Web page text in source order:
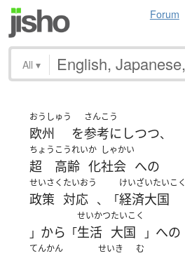
Forum
All ▾
おうしゅう
欧州 を
さんこう
参考にしつつ、
ちょう
超
こうれい
高齢
か
化
しゃかい
社会 への
せいさく
政策
たいおう
対応 、「
けいざいたいこく
経済大国
」 から 「
せいかつ
生活
たいこく
大国 」 への
てんかん せいき む